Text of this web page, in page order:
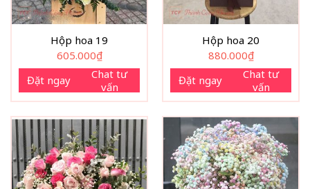
Hộp hoa 19
605.000₫
Đặt ngay
Chat tư
vấn
Hộp hoa 20
880.000₫
Đặt ngay
Chat tư
vấn